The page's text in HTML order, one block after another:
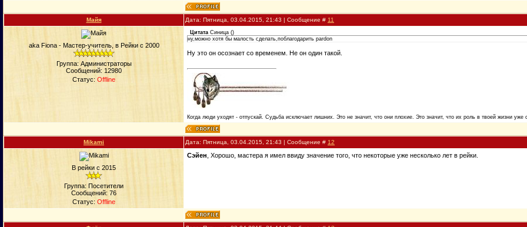
Майя Дата: Пятница, 03.04.2015, 21:43 | Сообщение # 11
aka Fiona - Мастер-учитель, в Рейки с 2000
Группа: Администраторы
Сообщений: 12980
Статус: Offline
Цитата Синица ()
ну,можно хотя бы малость сделать,поблагодарить pardon
Ну это он осознает со временем. Не он один такой.
Когда люди уходят - отпускай. Судьба исключает лишних. Это не значит, что они плохие. Это значит, что их роль в твоей жизни уже
Mikami Дата: Пятница, 03.04.2015, 21:43 | Сообщение # 12
В рейки с 2015
Группа: Посетители
Сообщений: 76
Статус: Offline
Сэйен , Хорошо, мастера я имел ввиду значение того, что некоторые уже несколько лет в рейки.